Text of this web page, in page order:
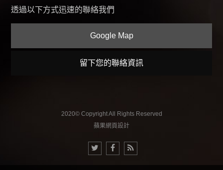
透過以下方式迅速的聯絡我們
Google Map
留下您的聯絡資訊
2020© Copyright All Rights Reserved
蘋果網頁設計